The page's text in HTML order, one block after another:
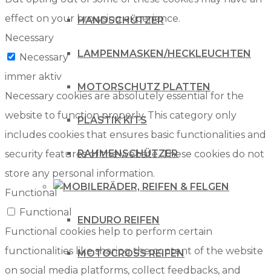
HANDSCHÜTZER
LAMPENMASKEN/HECKLEUCHTEN
MOTORSCHUTZ PLATTEN
PLASTIK KITS
RAHMENSCHÜTZER
RÄDER, REIFEN & FELGEN
ENDURO REIFEN
MOTOCROSS REIFEN
effect on your browsing experience.
Necessary
Necessary
immer aktiv
Necessary cookies are absolutely essential for the
website to function properly. This category only
includes cookies that ensures basic functionalities and
security features of the website. These cookies do not
store any personal information.
Functional
Functional
Functional cookies help to perform certain
functionalities like sharing the content of the website
on social media platforms, collect feedbacks, and